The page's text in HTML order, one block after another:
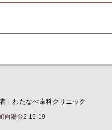
向陽台2-15-19